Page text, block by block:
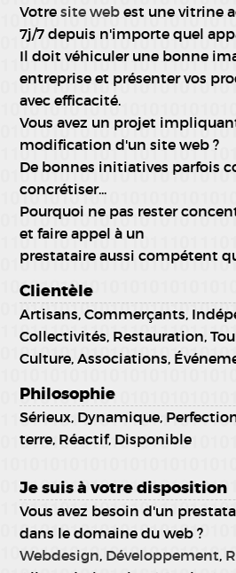
Votresite web est une vitrine
7j/7 depuis n'importe quel
Il doit véhiculer une bonne
entreprise et présenter vos
avec efficacité.
Vous avez un projet
modification d'un site web ?
De bonnes initiatives parfois
concrétiser...
Pourquoi ne pas rester
et faire appel à un
prestataire aussi compétent
Clientèle
Artisans, Commerçants,
Collectivités, Restauration,
Culture, Associations,
Philosophie
Sérieux, Dynamique,
terre, Réactif, Disponible
Je suis à votre disposition
Vous avez besoin d'un
dans le domaine du web ?
Webdesign, Développement,